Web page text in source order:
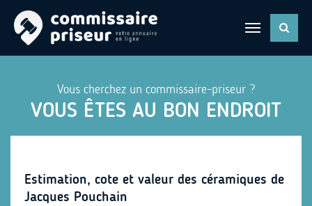
Vous cherchez un commissaire-priseur ?
VOUS ÊTES AU BON ENDROIT
Estimation, cote et valeur des céramiques de
Jacques Pouchain